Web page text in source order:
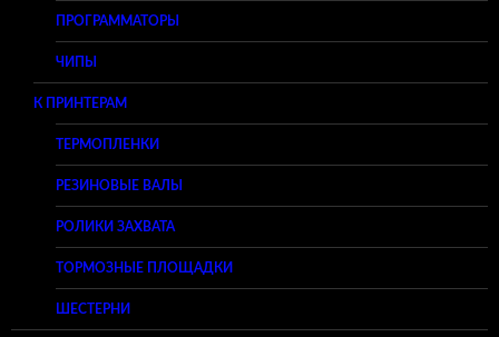
ПРОГРАММАТОРЫ
ЧИПЫ
К ПРИНТЕРАМ
ТЕРМОПЛЕНКИ
РЕЗИНОВЫЕ ВАЛЫ
РОЛИКИ ЗАХВАТА
ТОРМОЗНЫЕ ПЛОЩАДКИ
ШЕСТЕРНИ